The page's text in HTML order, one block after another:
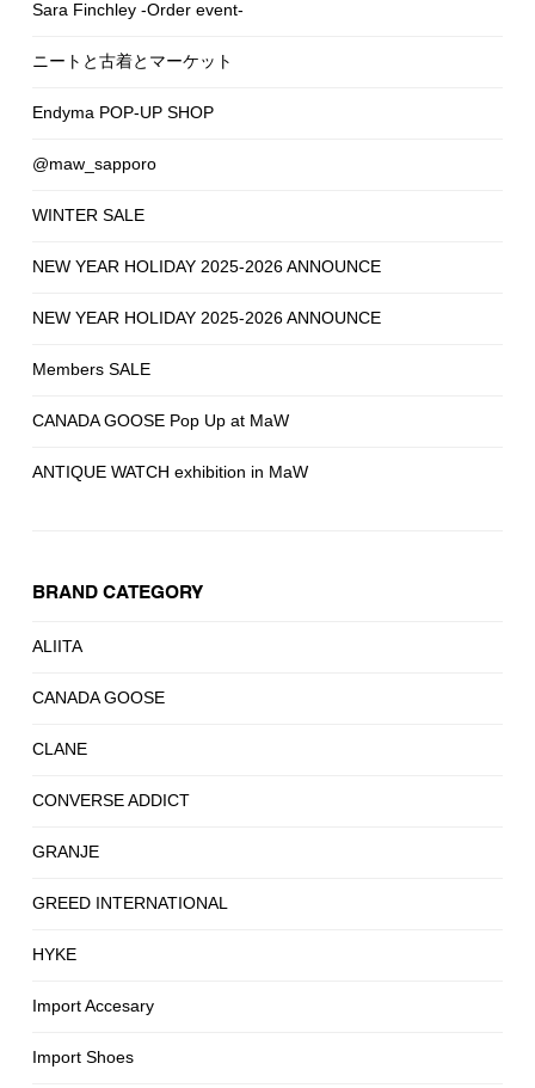
Sara Finchley -Order event-
ニートと古着とマーケット
Endyma POP-UP SHOP
@maw_sapporo
WINTER SALE
NEW YEAR HOLIDAY 2025-2026 ANNOUNCE
NEW YEAR HOLIDAY 2025-2026 ANNOUNCE
Members SALE
CANADA GOOSE Pop Up at MaW
ANTIQUE WATCH exhibition in MaW
BRAND CATEGORY
ALIITA
CANADA GOOSE
CLANE
CONVERSE ADDICT
GRANJE
GREED INTERNATIONAL
HYKE
Import Accesary
Import Shoes